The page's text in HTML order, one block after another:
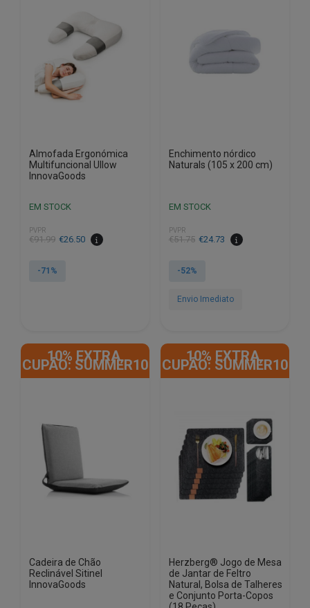
Almofada Ergonómica
Multifuncional Ullow
InnovaGoods
EM STOCK
PVPR
€91.99
O
original
€26.50
O
atual
-71%
Enchimento nórdico
Naturals (105 x 200 cm)
EM STOCK
PVPR
€51.75
O
original
€51.75.
€24.73
O
atual
€24.73.
-52%
Envio Imediato
10% EXTRA,
CUPÃO: SUMMER10
Cadeira de Chão
Reclinável Sitinel
InnovaGoods
10% EXTRA,
CUPÃO: SUMMER10
Herzberg® Jogo de Mesa
de Jantar de Feltro
Natural, Bolsa de Talheres
e Conjunto Porta-Copos